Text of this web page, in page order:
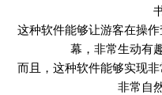
这种软件能够让游客在操
幕，非常生动有
而且，这种软件能够实现
非常自